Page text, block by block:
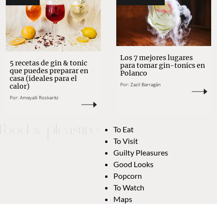
5 recetas de gin & tonic
que puedes preparar en
casa (ideales para el
calor)
Por: Ameyalli Roskaritz
Los 7 mejores lugares
para tomar gin-tonics en
Polanco
Por: Zazil Barragán
To Eat
To Visit
Guilty Pleasures
Good Looks
Popcorn
To Watch
Maps